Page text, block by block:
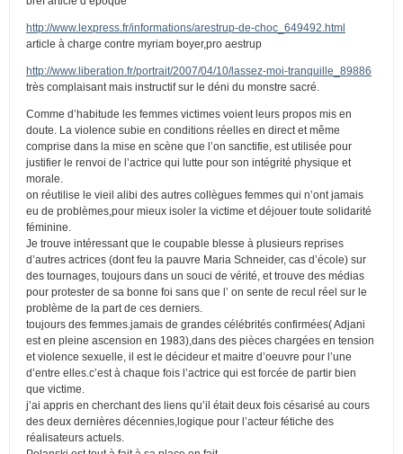
http://www.lexpress.fr/informations/arestrup-de-choc_649492.html
article à charge contre myriam boyer,pro aestrup
http://www.liberation.fr/portrait/2007/04/10/lassez-moi-tranquille_89886
très complaisant mais instructif sur le déni du monstre sacré.
Comme d’habitude les femmes victimes voient leurs propos mis en
doute. La violence subie en conditions réelles en direct et même
comprise dans la mise en scène que l’on sanctifie, est utilisée pour
justifier le renvoi de l’actrice qui lutte pour son intégrité physique et
morale.
on réutilise le vieil alibi des autres collègues femmes qui n’ont jamais
eu de problèmes,pour mieux isoler la victime et déjouer toute solidarité
féminine.
Je trouve intéressant que le coupable blesse à plusieurs reprises
d’autres actrices (dont feu la pauvre Maria Schneider, cas d’école) sur
des tournages, toujours dans un souci de vérité, et trouve des médias
pour protester de sa bonne foi sans que l’ on sente de recul réel sur le
problème de la part de ces derniers.
toujours des femmes.jamais de grandes célébrités confirmées( Adjani
est en pleine ascension en 1983),dans des pièces chargées en tension
et violence sexuelle, il est le décideur et maitre d’oeuvre pour l’une
d’entre elles.c’est à chaque fois l’actrice qui est forcée de partir bien
que victime.
j’ai appris en cherchant des liens qu’il était deux fois césarisé au cours
des deux dernières décennies,logique pour l’acteur fétiche des
réalisateurs actuels.